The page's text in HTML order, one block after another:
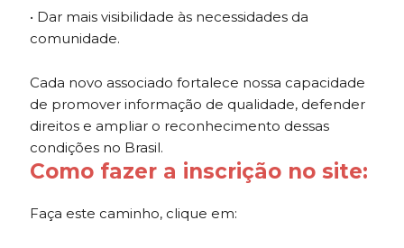
• Dar mais visibilidade às necessidades da
comunidade.
Cada novo associado fortalece nossa capacidade
de promover informação de qualidade, defender
direitos e ampliar o reconhecimento dessas
condições no Brasil.
Como fazer a inscrição no site:
Faça este caminho, clique em: